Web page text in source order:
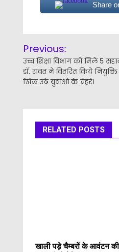
Share
navigation
Previous:
उच्च शिक्षा विभाग को मिले 5
डॉ. रावत ने वितरित किये
खिल उठे युवाओं के चेहरे।
RELATED POSTS
खाली पड़े चैम्बरों के आवंटन की